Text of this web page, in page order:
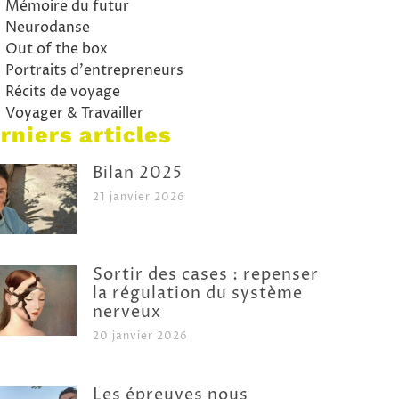
Mémoire du futur
Neurodanse
Out of the box
Portraits d'entrepreneurs
Récits de voyage
Voyager & Travailler
articles
Bilan 2025
21 janvier 2026
Sortir des cases : repenser
la régulation du système
nerveux
20 janvier 2026